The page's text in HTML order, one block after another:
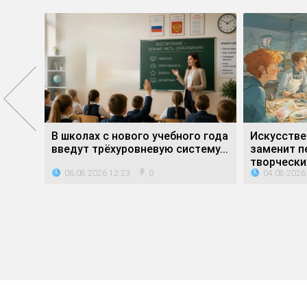
В школах с нового учебного года
введут трёхуровневую систему...
06.08.2026 12:23 0
заменит